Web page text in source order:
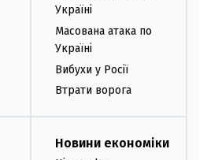
Україні
Масована атака по
Україні
Вибухи у Росії
Втрати ворога
Новини економіки